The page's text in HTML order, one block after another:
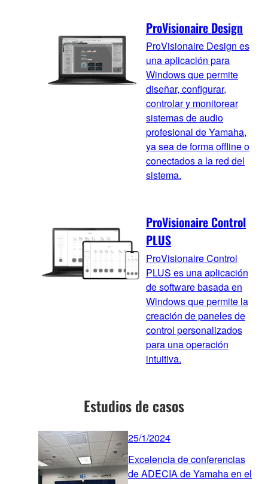
ProVisionaire Design
ProVisionaire Design es
una aplicación para
Windows que permite
diseñar, configurar,
controlar y monitorear
sistemas de audio
profesional de Yamaha,
ya sea de forma offline o
conectados a la red del
sistema.
ProVisionaire Control
PLUS
ProVisionaire Control
PLUS es una aplicación
de software basada en
Windows que permite la
creación de paneles de
control personalizados
para una operación
intuitiva.
Estudios de casos
25/1/2024
Excelencia de conferencias
de ADECIA de Yamaha en el